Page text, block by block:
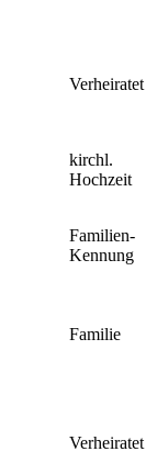
Verheiratet
kirchl.
Hochzeit
Familien-
Kennung
Familie
Verheiratet